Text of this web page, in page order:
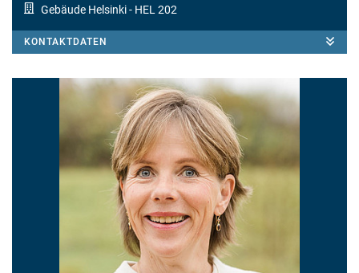
Gebäude Helsinki- HEL 202
KONTAKTDATEN